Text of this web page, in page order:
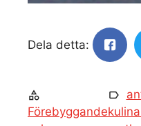
Dela detta:
Förebyggande